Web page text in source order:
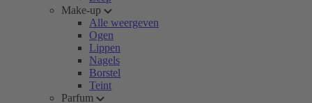
Make-up
Alle weergeven
Ogen
Lippen
Nagels
Borstel
Teint
Parfum